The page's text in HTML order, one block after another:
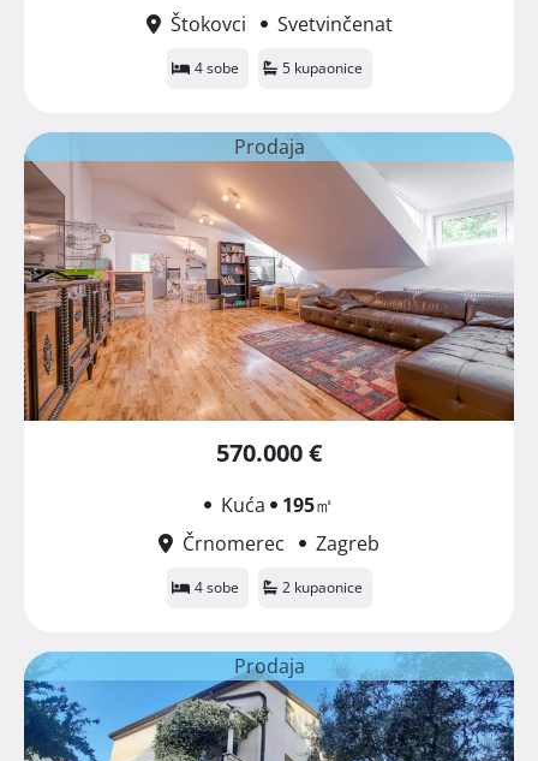
Štokovci
Svetvinčenat
4 sobe 5 kupaonice
Prodaja
570.000 €
Kuća 195㎡
Črnomerec
Zagreb
4 sobe 2 kupaonice
Prodaja